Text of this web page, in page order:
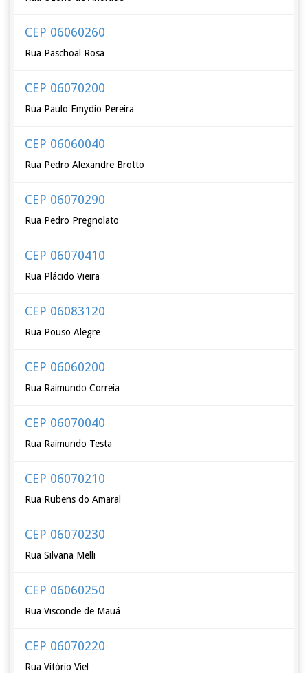
CEP 06060260
Rua Paschoal Rosa
CEP 06070200
Rua Paulo Emydio Pereira
CEP 06060040
Rua Pedro Alexandre Brotto
CEP 06070290
Rua Pedro Pregnolato
CEP 06070410
Rua Plácido Vieira
CEP 06083120
Rua Pouso Alegre
CEP 06060200
Rua Raimundo Correia
CEP 06070040
Rua Raimundo Testa
CEP 06070210
Rua Rubens do Amaral
CEP 06070230
Rua Silvana Melli
CEP 06060250
Rua Visconde de Mauá
CEP 06070220
Rua Vitório Viel